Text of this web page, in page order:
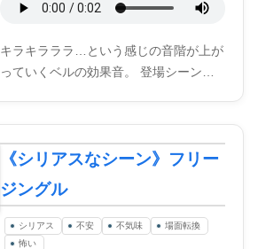
キラキラララ…という感じの音階が上が
っていくベルの効果音。 登場シーン…
《シリアスなシーン》フリー
ジングル
シリアス 不安 不気味
場面転換
怖い